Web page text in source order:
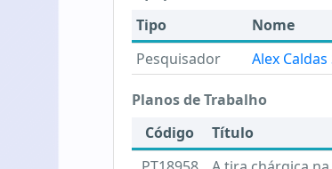
Tipo
Nome
Pesquisador
Alex
Planos de Trabalho
Código
Título